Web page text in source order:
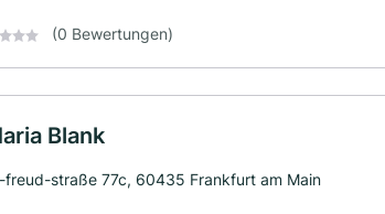
(0 Bewertungen)
Blank
freud-straße 77c, 60435 Frankfurt am Main